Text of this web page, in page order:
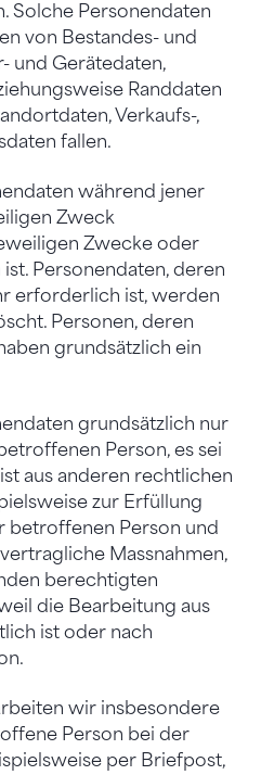
Solche Personendaten
von Bestandes- und
und Gerätedaten,
Randdaten
Verkaufs-,
fallen.
während jener
Zweck
Zwecke oder
Personendaten, deren
erforderlich ist, werden
Personen, deren
grundsätzlich ein
grundsätzlich nur
Person, es sei
aus anderen rechtlichen
zur Erfüllung
betroffenen Person und
Massnahmen,
berechtigten
die Bearbeitung aus
ist oder nach
wir insbesondere
Person bei der
per Briefpost,